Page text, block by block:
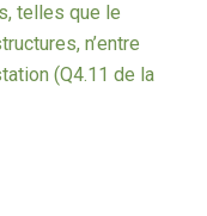
telles que le
n’entre
(Q4.11 de la